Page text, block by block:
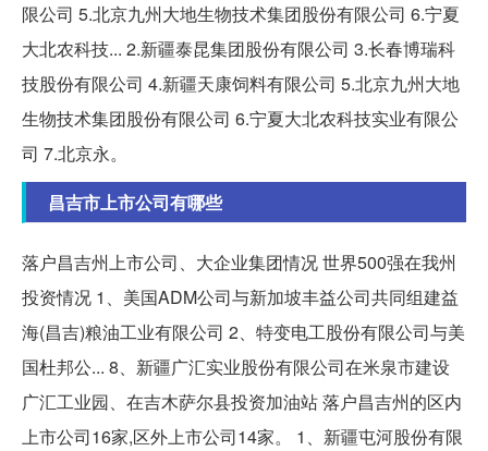
限公司 5.北京九州大地生物技术集团股份有限公司 6.宁夏
大北农科技... 2.新疆泰昆集团股份有限公司 3.长春博瑞科
技股份有限公司 4.新疆天康饲料有限公司 5.北京九州大地
生物技术集团股份有限公司 6.宁夏大北农科技实业有限公
司 7.北京永。
昌吉市上市公司有哪些
落户昌吉州上市公司、大企业集团情况 世界500强在我州
投资情况 1、美国ADM公司与新加坡丰益公司共同组建益
海(昌吉)粮油工业有限公司 2、特变电工股份有限公司与美
国杜邦公... 8、新疆广汇实业股份有限公司在米泉市建设
广汇工业园、在吉木萨尔县投资加油站 落户昌吉州的区内
上市公司16家,区外上市公司14家。 1、新疆屯河股份有限